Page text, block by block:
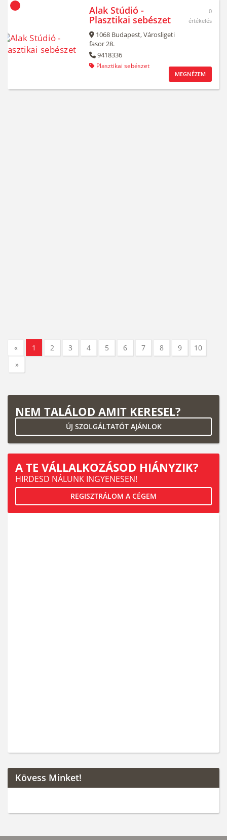
Alak Stúdió -
Plasztikai sebészet
1068 Budapest,Városligeti
fasor 28.
9418336
Plasztikai sebészet
0
értékelés
MEGNÉZEM
« 1 2 3 4 5 6 7 8 9
10
»
NEM TALÁLOD AMIT KERESEL?
ÚJ SZOLGÁLTATÓT AJÁNLOK
A TE VÁLLALKOZÁSOD HIÁNYZIK?
HIRDESD NÁLUNK INGYENESEN!
REGISZTRÁLOM A CÉGEM
Kövess Minket!